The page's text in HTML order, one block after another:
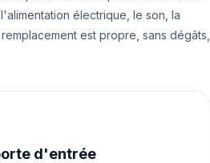
électrique, le son, la
est propre, sans dégâts,
d'entrée